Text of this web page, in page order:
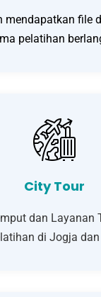
mendapatkan file
pelatihan
City Tour
dan Layanan
di Jogja